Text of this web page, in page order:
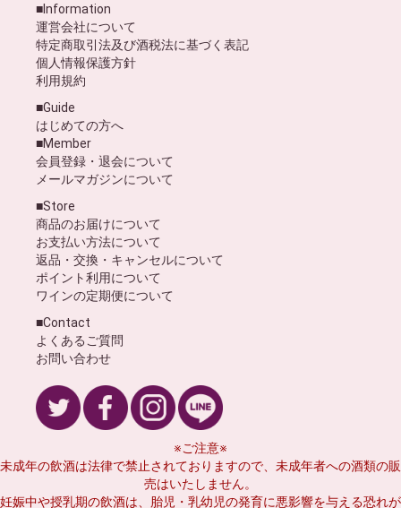
■Information
運営会社について
特定商取引法及び酒税法に基づく表記
個人情報保護方針
利用規約
■Guide
はじめての方へ
■Member
会員登録・退会について
メールマガジンについて
■Store
商品のお届けについて
お支払い方法について
返品・交換・キャンセルについて
ポイント利用について
ワインの定期便について
■Contact
よくあるご質問
お問い合わせ
※ご注意※
未成年の飲酒は法律で禁止されておりますので、未成年者への酒類の販
売はいたしません。
妊娠中や授乳期の飲酒は、胎児・乳幼児の発育に悪影響を与える恐れが